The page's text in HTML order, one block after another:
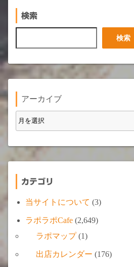
検索
索
検索
アーカイブ
カテゴリ
当サイトについて (3)
ラポラポCafe (2,649)
ラポマップ(1)
出店カレンダー (176)